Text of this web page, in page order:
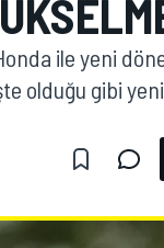
ile yeni
olduğu gibi